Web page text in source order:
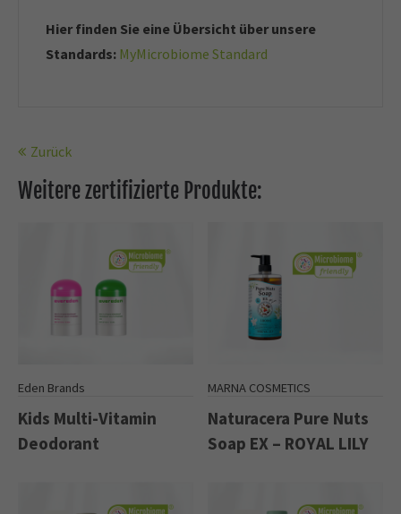
Hier finden Sie eine Übersicht über unsere
Standards: MyMicrobiome Standard
Zurück
Weitere zertifizierte Produkte:
Eden Brands
Kids Multi-Vitamin
Deodorant
MARNA COSMETICS
Naturacera Pure Nuts
Soap EX – ROYAL LILY